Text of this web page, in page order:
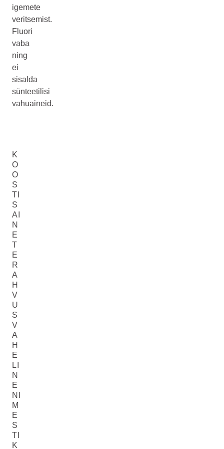
igemete
veritsemist.
Fluori
vaba
ning
ei
sisalda
sünteetilisi
vahuaineid.
K
O
O
S
TI
S
AI
N
E
T
E
R
A
H
V
U
S
V
A
H
E
LI
N
E
NI
M
E
S
TI
K